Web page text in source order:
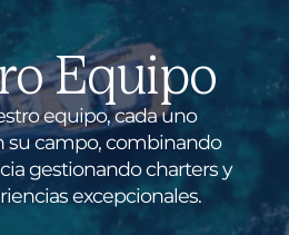
Equipo
equipo, cada uno
su campo, combinando
gestionando charters y
excepcionales.